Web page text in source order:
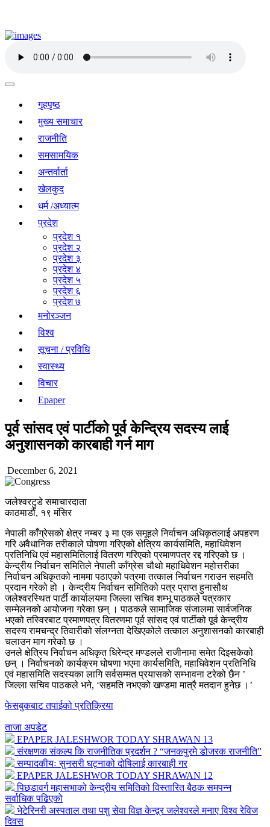
गृहपृष्ठ
मुख्य समाचार
राजनीति
समसामयिक
अन्तर्वार्ता
खेलकुद
धर्म /अध्यात्म
प्रदेश
प्रदेश १
प्रदेश २
प्रदेश ३
प्रदेश ४
प्रदेश ५
प्रदेश ६
प्रदेश ७
मनोरञ्जन
विश्व
सूचना / प्रविधि
स्वास्थ्य
विचार
Epaper
पूर्व सांसद एवं पार्टीको पूर्व केन्द्रिय सदस्य लाई
अनुशासनको कारबाही गर्न माग
December 6, 2021
जलेश्वरटुडे समाचारदाता
काठमाडौं, १९ मंसिर
नेपाली काँग्रेसको क्षेत्र नम्बर ३ मा एक समूहले निर्वाचन अधिकृतलाई अपहरण
गरि अवैधानिक तरीकाले घोषणा गरिएको क्षेत्रिय कार्यसमिति, महाधिवेशन
प्रतिनिधि एवं महासमितिलाई वितरण गरिएको प्रमाणपत्र रद्द गरिएको छ ।
केन्द्रीय निर्वाचन समितिले नेपाली काँग्रेस चौथो महाधिवेशन महोत्तरीका
निर्वाचन अधिकृतको नाममा पठाएको पत्रमा तत्काल निर्वाचन गराउन सहमति
प्रदान गरेको हो । केन्द्रीय निर्वाचन समितिको पत्र प्राप्त हुनासौथ
जलेश्वरस्थित पार्टी कार्यालयमा जिल्ला सचिव शम्भू पाठकले पत्रकार
सम्मेलनको आयोजना गरेका छन् । पाठकले सामाजिक संजालमा सार्वजनिक
भएको तस्विरबाट प्रमाणपत्र वितरणमा पूर्व सांसद एवं पार्टीको पूूर्व केन्द्रीय
सदस्य रामचन्द्र तिवारीको संलग्नता देखिएकोले तत्काल अनुशासनको कारबाही
चलाउन माग गरेको छ ।
उनले क्षेत्रिय निर्वाचन अधिकृत धिरेन्द्र मण्डलले राजीनामा समेत दिइसकेको
छन् । निर्वाचनको कार्यक्रम घोषणा भएमा कार्यसमिति, महाधिवेशन प्रतिनिधि
एवं महासमिति सदस्यका लागि सर्वसम्मत प्रयासको सम्भावना टरेको छैन ’
जिल्ला सचिव पाठकले भने, ‘सहमति नभएको खण्डमा मात्रै मतदान हुनेछ ।’
फेसबुकबाट तपाईको प्रतिक्रिया
ताजा अपडेट
EPAPER JALESHWOR TODAY SHRAWAN 13
संरक्षणक संकल्प कि राजनीतिक प्रदर्शन ? “जनकपुरमे डोजरक राजनीति”
सम्पादकीयः सुनसरी घट्नाको दोषिलाई कारबाही गर
EPAPER JALESHWOR TODAY SHRAWAN 12
पिछडावर्ग महासभाको केन्द्रीय समितिको विस्तारित बैठक समपन्न
सर्वाधिक पढिएको
भेटेरिनरी अस्पताल तथा पशु सेवा विज्ञ केन्द्र्र जलेश्वरले मनाए विश्व रेविज
दिवस